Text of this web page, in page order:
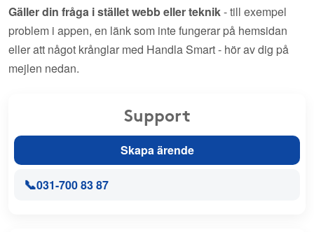
Gäller din fråga i stället webb eller teknik- till exempel
problem i appen, en länk som inte fungerar på hemsidan
eller att något krånglar med Handla Smart - hör av dig på
mejlen nedan.
Support
Skapa ärende
📞031-700 83 87